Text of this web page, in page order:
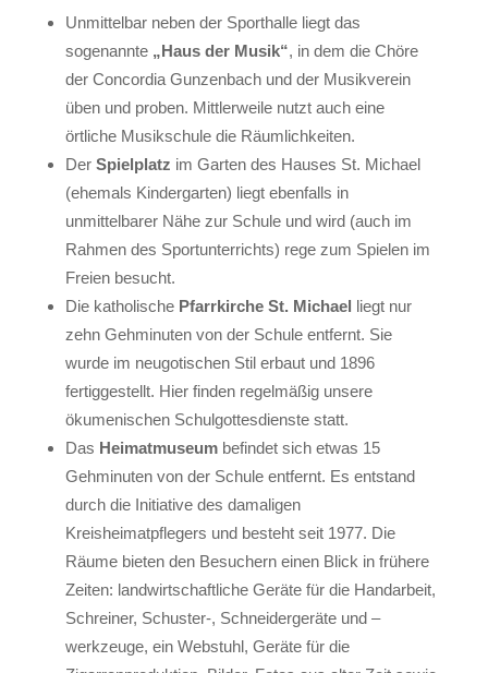
Unmittelbar neben der Sporthalle liegt das
sogenannte „Haus der Musik“, in dem die Chöre
der Concordia Gunzenbach und der Musikverein
üben und proben. Mittlerweile nutzt auch eine
örtliche Musikschule die Räumlichkeiten.
Der Spielplatz im Garten des Hauses St. Michael
(ehemals Kindergarten) liegt ebenfalls in
unmittelbarer Nähe zur Schule und wird (auch im
Rahmen des Sportunterrichts) rege zum Spielen im
Freien besucht.
Die katholische Pfarrkirche St. Michael liegt nur
zehn Gehminuten von der Schule entfernt. Sie
wurde im neugotischen Stil erbaut und 1896
fertiggestellt. Hier finden regelmäßig unsere
ökumenischen Schulgottesdienste statt.
Das Heimatmuseumbefindet sich etwas 15
Gehminuten von der Schule entfernt. Es entstand
durch die Initiative des damaligen
Kreisheimatpflegers und besteht seit 1977. Die
Räume bieten den Besuchern einen Blick in frühere
Zeiten: landwirtschaftliche Geräte für die Handarbeit,
Schreiner, Schuster-, Schneidergeräte und –
werkzeuge, ein Webstuhl, Geräte für die